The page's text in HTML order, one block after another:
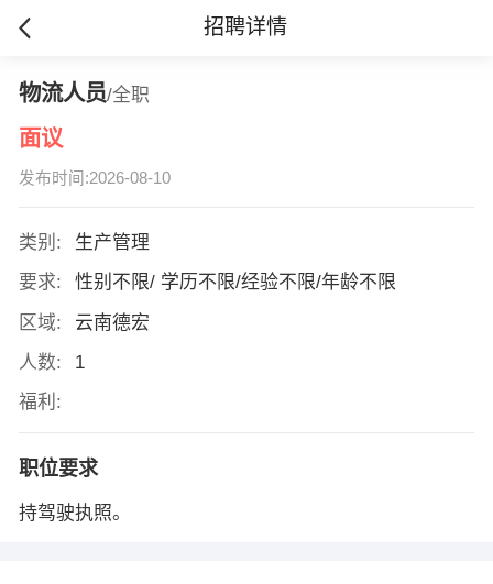
招聘详情
物流人员/全职
面议
发布时间:2026-08-10
类别:
生产管理
要求:
性别不限/ 学历不限/经验不限/年龄不限
区域:
云南德宏
人数:
1
福利:
职位要求
持驾驶执照。